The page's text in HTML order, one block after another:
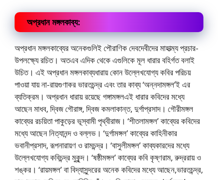
অপ্রধান মঙ্গলকাব্য:
অপ্রধান মঙ্গলকাব্যের অনেকগুলিই পৌরাণিক দেবদেবীদের মাহাত্ম্য প্রচার-
উপলক্ষ্যে রচিত। অতএব এদিক থেকে এগুলিকে মূল ধারার বহির্গত বলাই
উচিত। এই অপ্রধান মঙ্গলকাব্যধারায় কোন উল্লেখযােগ্য কবির পরিচয়
পাওয়া যায় না-রায়গুণাকর ভারতচন্দ্র এবং তার কাব্য ‘অন্নদামঙ্গল’ই এর
ব্যতিক্রম। অপ্রধান ধারায় রয়েছে গঙ্গামঙ্গলএই ধারার কবিদের মধ্যে
আছেন মাধব, দ্বিজ গৌরাঙ্গ, দ্বিজ কমলাকান্ত, দুর্গাপ্রসাদ। গৌরীমঙ্গল
কাব্যের রচয়িতা পাকুড়ের ভূস্বামী পৃথ্বীরাজ। ‘শীতলামঙ্গল’ কাব্যের কবিদের
মধ্যে আছেন নিত্যানন্দ ও বল্লভ। ‘দুর্গামঙ্গল’ কাব্যের কাহিনীকার
ভবানীপ্রসাদ, রূপনারায়ণ ও রামচন্দ্র। ‘বাসুলীমঙ্গল’ কাব্যকারদের মধ্যে
উল্লেখযােগ্য কবিচন্দ্র মুকুন্দ। ‘ষষ্ঠীমঙ্গল’ কাব্যের কবি কৃষ্ণরাম, রুদ্ররায় ও
শঙ্কর। ‘রায়মঙ্গল’ বা বিদ্যাসুন্দরের অনেক কবিদের মধ্যে আছেন,ভারতচন্দ্র,